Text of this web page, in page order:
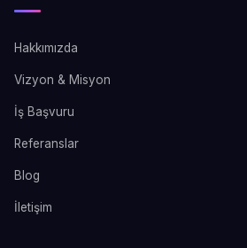
Hakkımızda
Vizyon & Misyon
İş Başvuru
Referanslar
Blog
İletişim